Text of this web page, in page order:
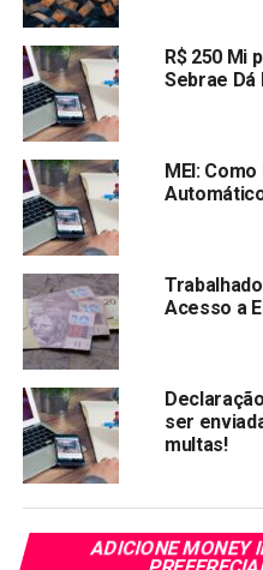
atendimento, desativação
organização dos clientes
recomendada nas agências.
Paraevitar aglomerações
emergencial nas agências,
nascimento do cidadão:
Segunda-feira:
Terça-feira:
Quarta-feira:
Quinta-feira:
Sexta-feira:
dezembro
COMO
R$ 250 Mi
Sebrae Dá
MEI:
Acesso a
ser
multas!
ADICIONE MONEY